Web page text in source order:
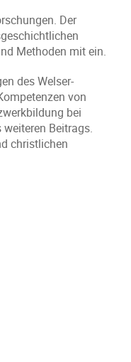
Der
Methoden mit ein.
des Welser-
von
bei
Beitrags.
christlichen